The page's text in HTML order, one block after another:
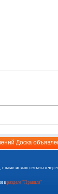
Доска
нами можно связаться через
в разделе "Правила"